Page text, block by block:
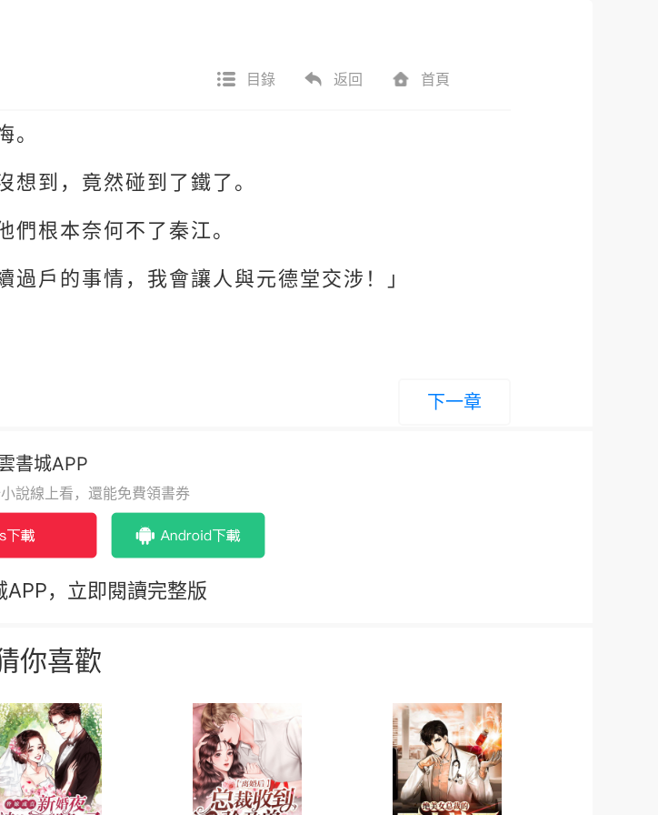
目錄 返回 首頁
。
到，竟然碰到了鐵了。
根本奈何不了秦江。
戶的事情，我會讓人與元德堂交涉！」
下一章
書城APP
說線上看，還能免費領書券
APP，立即閱讀完整版
你喜歡